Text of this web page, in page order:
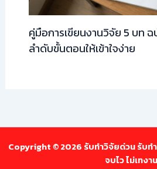
คู่มือการเขียนงานวิจัย 5 บท
ลำดับขั้นตอนให้เข้าใจง่าย
Copyright © 2026 รับทำวิจัยด่วน รับท
จบไว ไม่เทงาน